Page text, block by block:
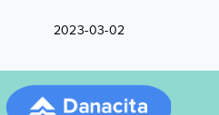
2023-03-02